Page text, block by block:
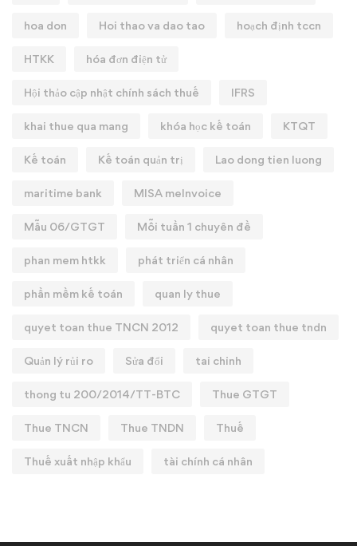
hoa don Hoi thao va dao tao hoạch định tccn
HTKK hóa đơn điện tử
Hội thảo cập nhật chính sách thuế IFRS
khai thue qua mang khóa học kế toán KTQT
Kế toán Kế toán quản trị Lao dong tien luong
maritime bank MISA meInvoice
Mẫu 06/GTGT Mỗi tuần 1 chuyên đề
phan mem htkk phát triển cá nhân
phần mềm kế toán quan ly thue
quyet toan thue TNCN 2012 quyet toan thue tndn
Quản lý rủi ro Sửa đổi tai chinh
thong tu 200/2014/TT-BTC Thue GTGT
Thue TNCN Thue TNDN Thuế
Thuế xuất nhập khẩu tài chính cá nhân